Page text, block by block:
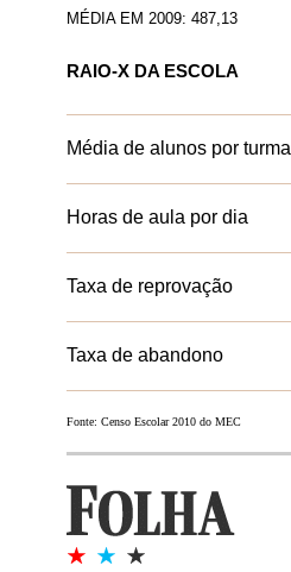
MÉDIA EM 2009: 487,13
RAIO-X DA ESCOLA
Média de alunos por turma
Horas de aula por dia
Taxa de reprovação
Taxa de abandono
Fonte: Censo Escolar 2010 do MEC